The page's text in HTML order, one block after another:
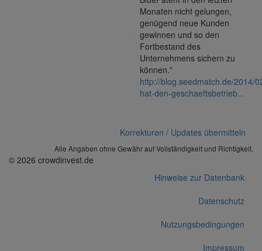
Monaten nicht gelungen,
genügend neue Kunden
gewinnen und so den
Fortbestand des
Unternehmens sichern zu
können."
http://blog.seedmatch.de/2014/
hat-den-geschaeftsbetrieb...
Korrekturen / Updates übermitteln
Alle Angaben ohne Gewähr auf Vollständigkeit und Richtigkeit.
© 2026 crowdinvest.de
Hinweise zur Datenbank
Datenschutz
Nutzungsbedingungen
Impressum